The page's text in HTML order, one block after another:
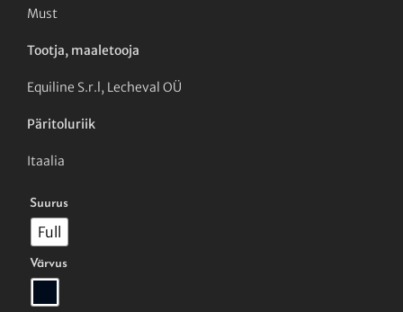
Must
Tootja, maaletooja
Equiline S.r.l, Lecheval OÜ
Päritoluriik
Itaalia
Suurus
Full
Värvus